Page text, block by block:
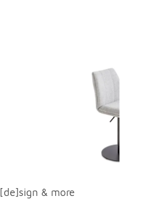
[de]sign & more